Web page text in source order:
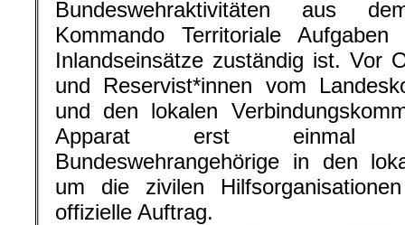
Bundeswehraktivitäten aus
Kommando Territoriale
Inlandseinsätze zuständig ist. Vor
und Reservist*innen vom
und den lokalen
Apparat erst einmal
Bundeswehrangehörige in den
um die zivilen
offizielle Auftrag.